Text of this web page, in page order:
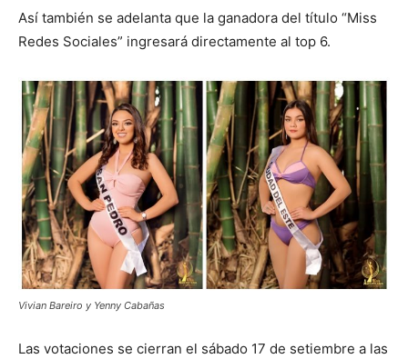
Así también se adelanta que la ganadora del título “Miss
Redes Sociales” ingresará directamente al top 6.
Vivian Bareiro y Yenny Cabañas
Las votaciones se cierran el sábado 17 de setiembre a las